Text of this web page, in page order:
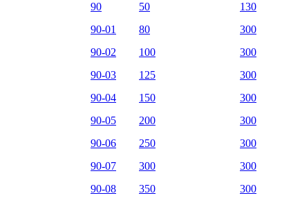
90 50 130
90-01 80 300
90-02 100 300
90-03 125 300
90-04 150 300
90-05 200 300
90-06 250 300
90-07 300 300
90-08 350 300